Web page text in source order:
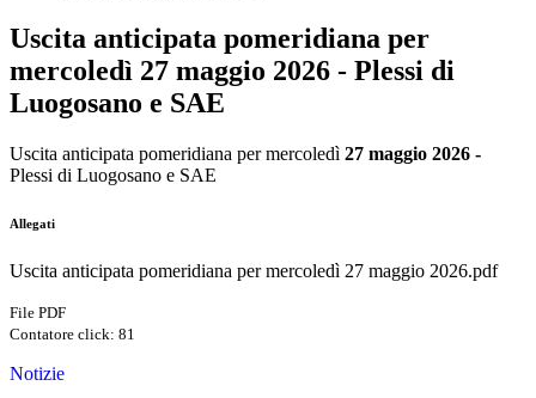
Uscita anticipata pomeridiana per
mercoledì 27 maggio 2026 - Plessi di
Luogosano e SAE
Uscita anticipata pomeridiana per mercoledì 27 maggio 2026 -
Plessi di Luogosano e SAE
Allegati
Uscita anticipata pomeridiana per mercoledì 27 maggio 2026.pdf
File PDF
Contatore click: 81
Notizie